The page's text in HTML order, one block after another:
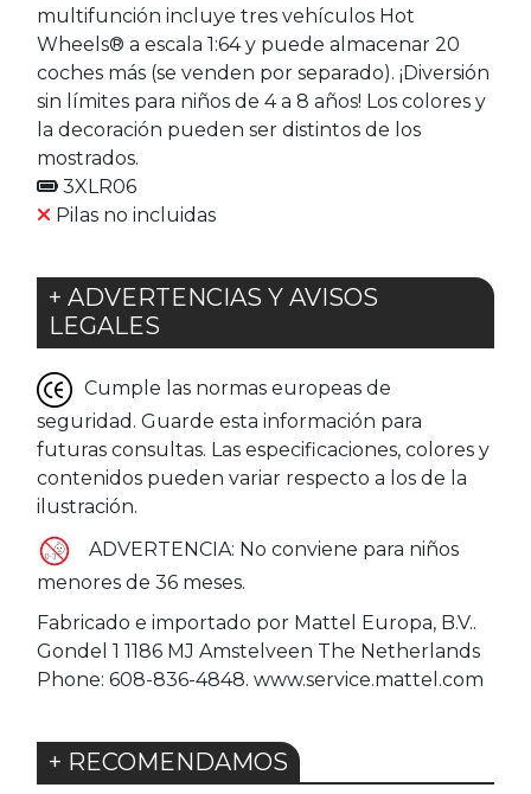
multifunción incluye tres vehículos Hot
Wheels® a escala 1:64 y puede almacenar 20
coches más (se venden por separado). ¡Diversión
sin límites para niños de 4 a 8 años! Los colores y
la decoración pueden ser distintos de los
mostrados.
3XLR06
Pilas no incluidas
+ ADVERTENCIAS Y AVISOS
LEGALES
Cumple las normas europeas de
seguridad. Guarde esta información para
futuras consultas. Las especificaciones, colores y
contenidos pueden variar respecto a los de la
ilustración.
ADVERTENCIA: No conviene para niños
menores de 36 meses.
Fabricado e importado por Mattel Europa, B.V..
Gondel 1 1186 MJ Amstelveen The Netherlands
Phone: 608-836-4848. www.service.mattel.com
+ RECOMENDAMOS